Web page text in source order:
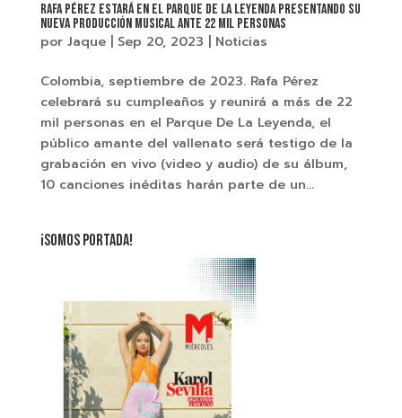
Rafa Pérez estará en el Parque De La Leyenda presentando su
nueva producción musical ante 22 mil personas
por Jaque| Sep 20, 2023 Noticias
Colombia, septiembre de 2023. Rafa Pérez
celebrará su cumpleaños y reunirá a más de 22
mil personas en el Parque De La Leyenda, el
público amante del vallenato será testigo de la
grabación en vivo (video y audio) de su álbum,
10 canciones inéditas harán parte de un...
¡SOMOS PORTADA!